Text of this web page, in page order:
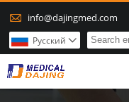
 info@dajingmed.com
Pусский 